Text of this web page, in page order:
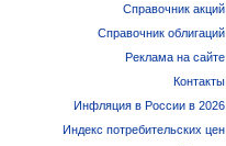
Справочник акций
Справочник облигаций
Реклама на сайте
Контакты
Инфляция в России в 2026
Индекс потребительских цен